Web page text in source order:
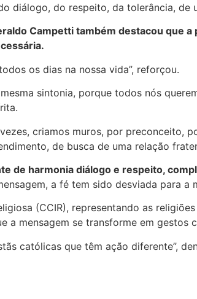
diálogo, do respeito, da tolerância, de
Campetti também destacou que
os dias na nossa vida”, reforçou.
sintonia, porque todos nós
criamos muros, por preconceito,
de busca de uma relação
de harmonia diálogo e respeito,
a fé tem sido desviada para
(CCIR), representando as
a mensagem se transforme em gestos
católicas que têm ação diferente”,